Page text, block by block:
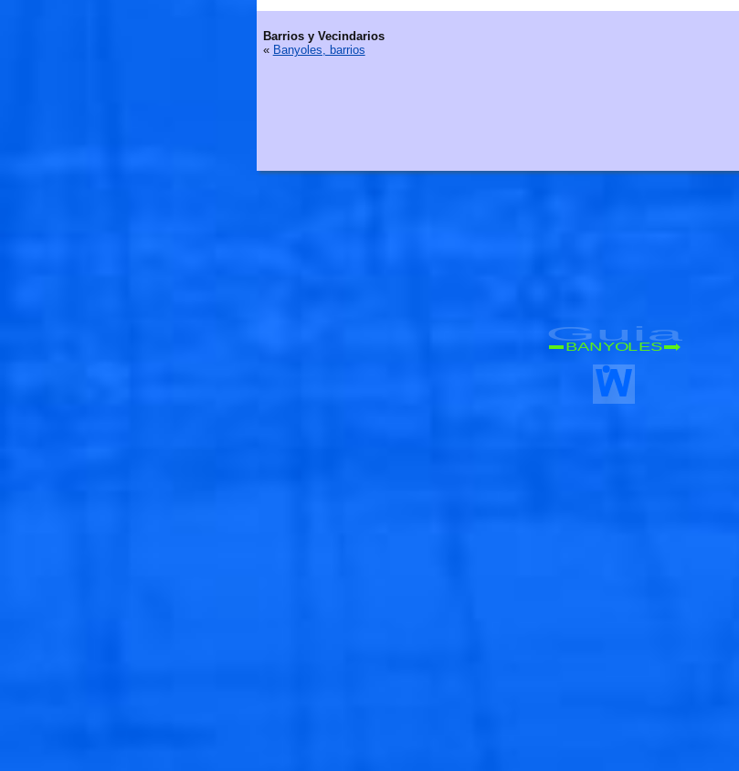
Barrios y Vecindarios
« Banyoles, barrios
Guia
BANYOLES